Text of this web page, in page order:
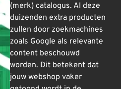
(merk) catalogus. Al deze
duizenden extra producten
zullen door zoekmachines
zoals Google als relevante
content beschouwd
worden. Dit betekent dat
jouw webshop vaker